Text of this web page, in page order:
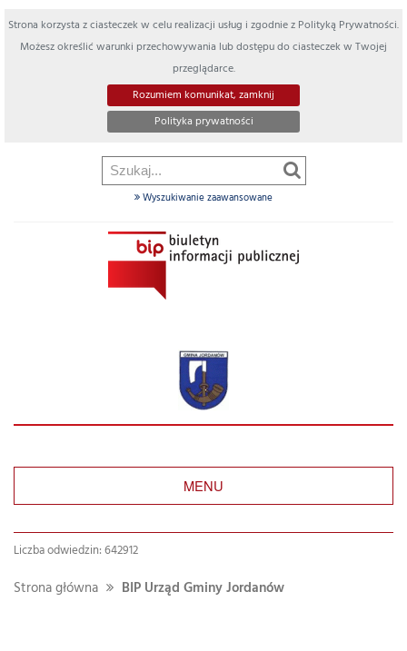
Strona korzysta z ciasteczek w celu realizacji usług i zgodnie z Polityką Prywatności.
Możesz określić warunki przechowywania lub dostępu do ciasteczek w Twojej
przeglądarce.
Rozumiem komunikat, zamknij
Polityka prywatności
Wyszukiwanie zaawansowane
MENU
Liczba odwiedzin: 642912
Strona główna BIP Urząd Gminy Jordanów